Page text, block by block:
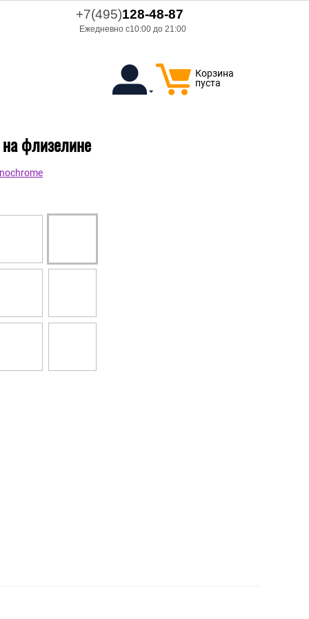
+7(495)128-48-87
Ежедневно с10:00 до 21:00
Корзина
пуста
флизелине